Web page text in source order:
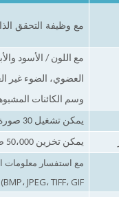
مع وظيفة التحقق
مع اللون / الأسود
العضوي، الضوء غير
وسم الكائنات
يمكن تشغيل 30 صورة مراجعة
يمكن تخزين 50،000 صور فحص
مع استفسار معلومات
BMP، JPEG، TIFF، GIF)